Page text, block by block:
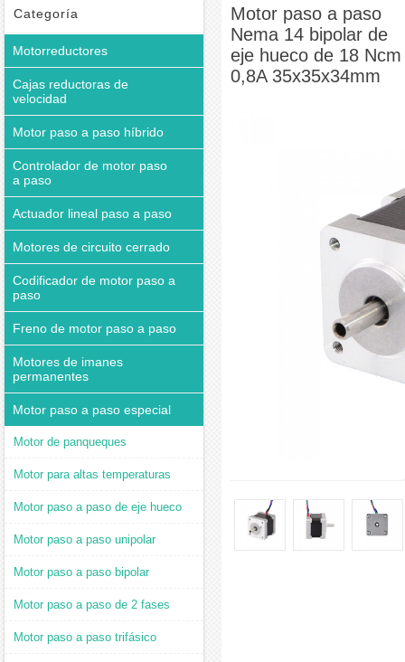
de 18 Ncm 0,8A 35x35x34mm
Categoría
Motorreductores
Cajas reductoras de
velocidad
Motor paso a paso híbrido
Controlador de motor paso
a paso
Actuador lineal paso a paso
Motores de circuito cerrado
Codificador de motor paso a
paso
Freno de motor paso a paso
Motores de imanes
permanentes
Motor paso a paso especial
Motor de panqueques
Motor para altas temperaturas
Motor paso a paso de eje hueco
Motor paso a paso unipolar
Motor paso a paso bipolar
Motor paso a paso de 2 fases
Motor paso a paso trifásico
Motor paso a paso
Nema 14 bipolar de
eje hueco de 18 Ncm
0,8A 35x35x34mm